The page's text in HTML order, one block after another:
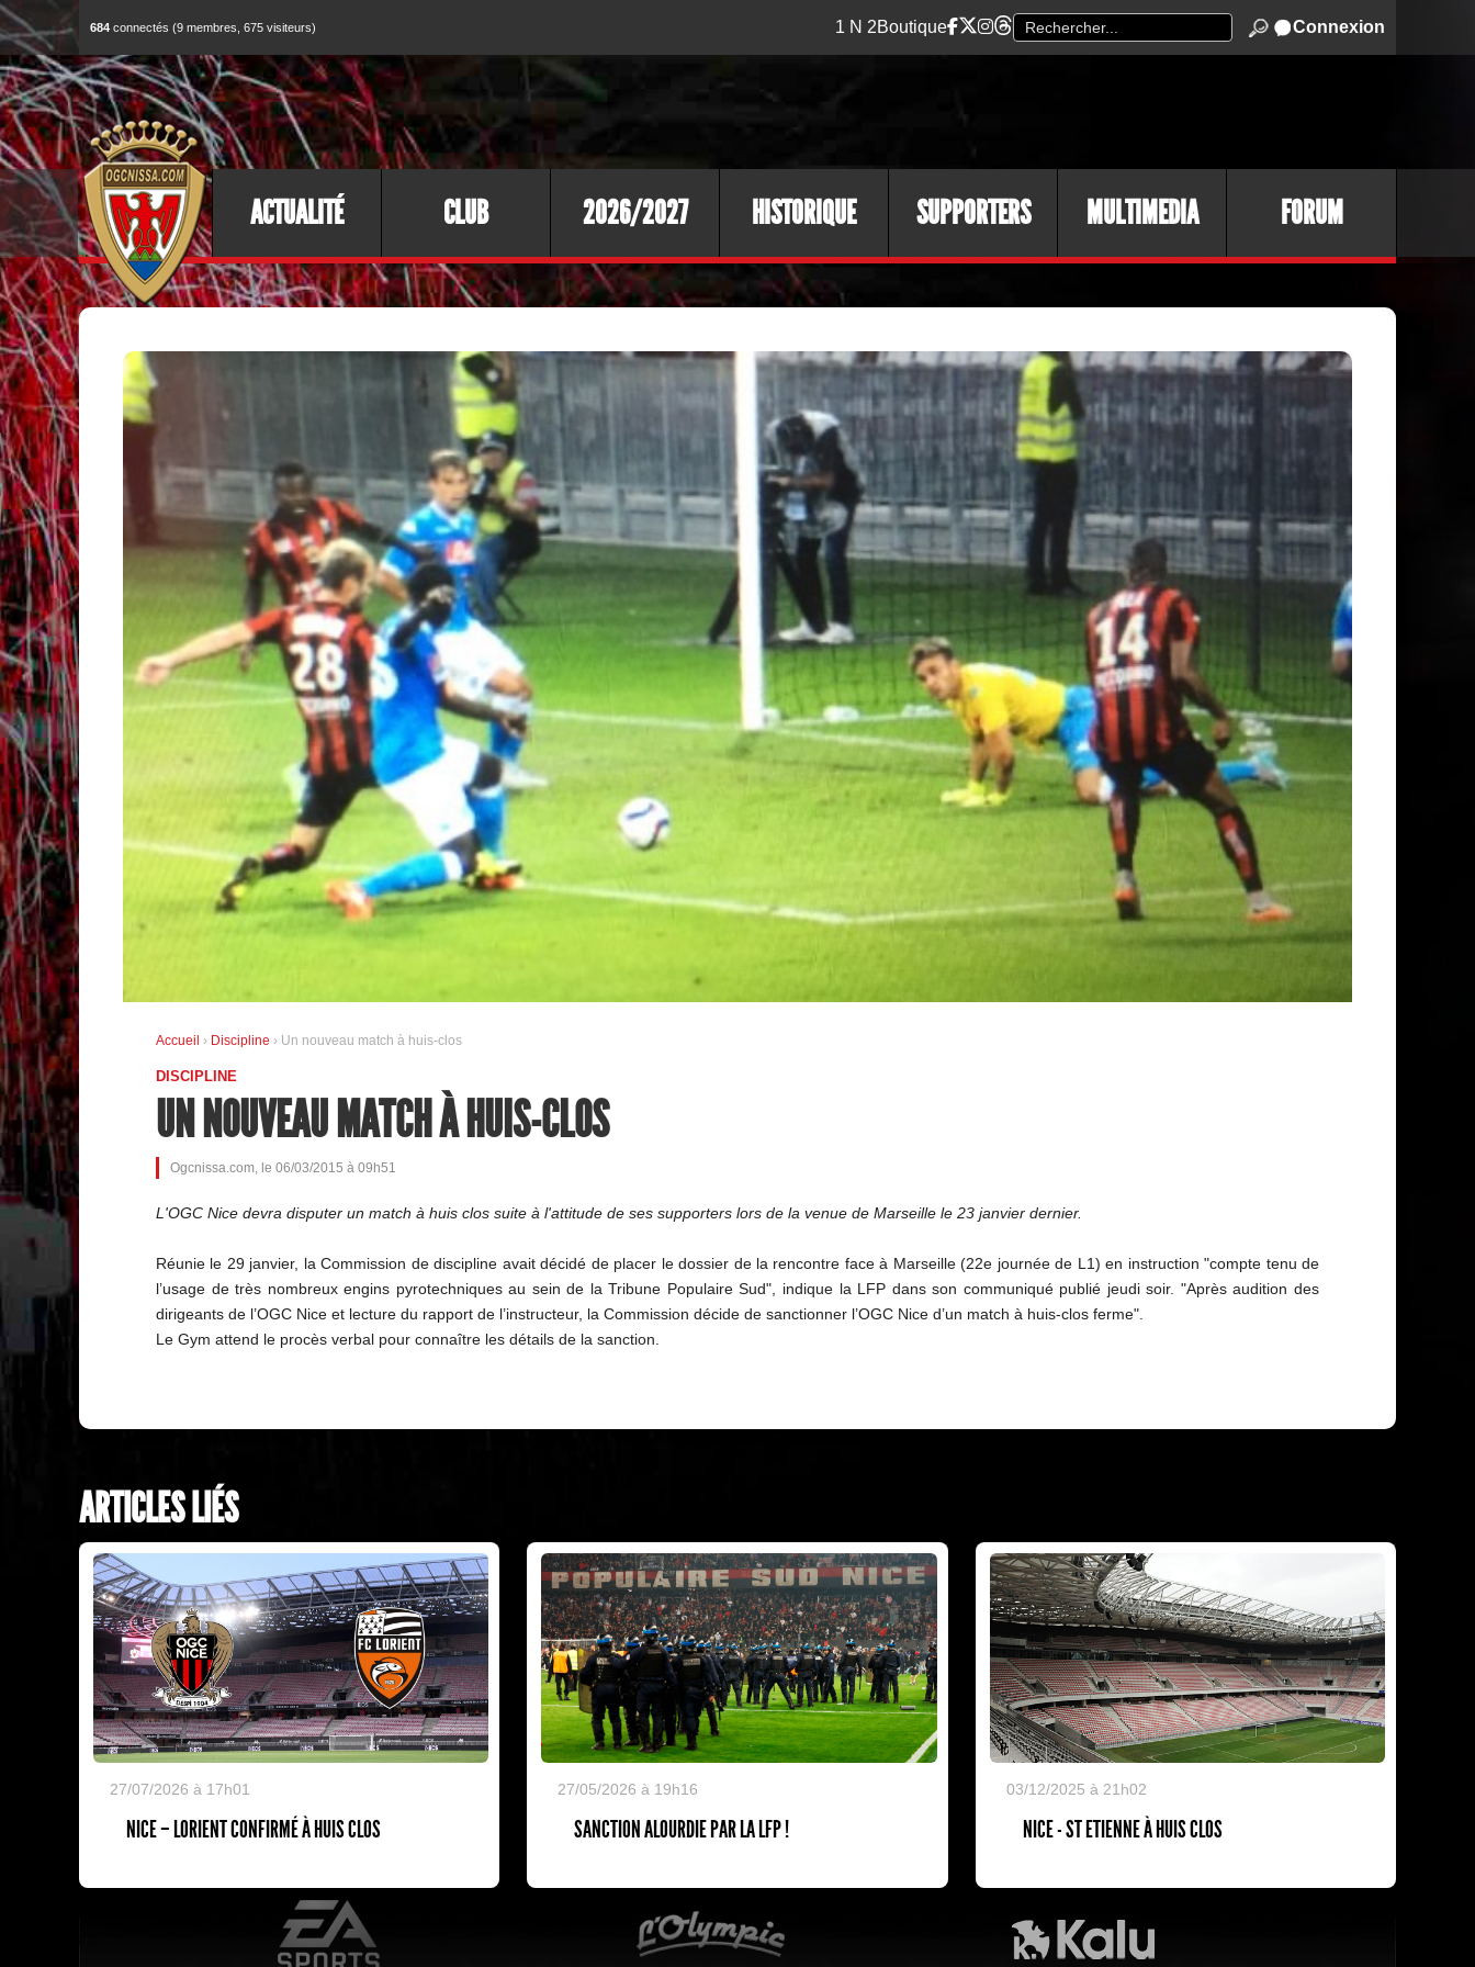
684 connectés (9 membres, 675 visiteurs) 1 N 2Boutique Connexion
ACTUALITÉ CLUB 2026/2027 HISTORIQUE SUPPORTERS MULTIMEDIA FORUM
Accueil › Discipline › Un nouveau match à huis-clos
DISCIPLINE
UN NOUVEAU MATCH À HUIS-CLOS
Ogcnissa.com, le 06/03/2015 à 09h51
L'OGC Nice devra disputer un match à huis clos suite à l'attitude de ses supporters lors de la venue de Marseille le 23 janvier dernier.
Réunie le 29 janvier, la Commission de discipline avait décidé de placer le dossier de la rencontre face à Marseille (22e journée de L1) en instruction "compte tenu de
l’usage de très nombreux engins pyrotechniques au sein de la Tribune Populaire Sud", indique la LFP dans son communiqué publié jeudi soir. "Après audition des
dirigeants de l’OGC Nice et lecture du rapport de l’instructeur, la Commission décide de sanctionner l’OGC Nice d’un match à huis-clos ferme".
Le Gym attend le procès verbal pour connaître les détails de la sanction.
ARTICLES LIÉS
27/07/2026 à 17h01
NICE – LORIENT CONFIRMÉ À HUIS CLOS
27/05/2026 à 19h16
SANCTION ALOURDIE PAR LA LFP !
03/12/2025 à 21h02
NICE - ST ETIENNE À HUIS CLOS